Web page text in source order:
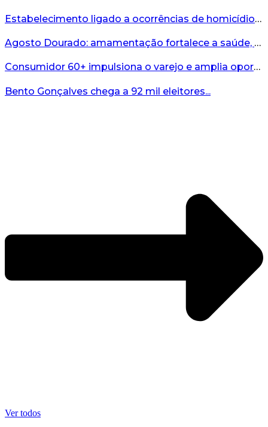
Estabelecimento ligado a ocorrências de homicídio é interditado durante fiscalização em Bento...
Agosto Dourado: amamentação fortalece a saúde, o desenvolvimento e os vínculos...
Consumidor 60+ impulsiona o varejo e amplia oportunidades para o comércio ...
Bento Gonçalves chega a 92 mil eleitores...
Ver todos